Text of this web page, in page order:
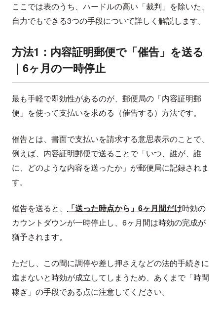
ここでは表のうち、ハードルの高い「裁判」を除いた、
自力でもできる3つの手段について詳しく解説します。
方法1：内容証明郵便で「催告」を送る
｜6ヶ月の一時停止
最も手軽で即効性があるのが、郵便局の「内容証明郵
便」を使って支払いを求める（催告する）方法です。
催告とは、書面で支払いを請求する意思表示のことで、
例えば、内容証明郵便で送ることで「いつ、誰が、誰
に、どのような内容を送ったか」が郵便局に記録されま
す。
催告を送ると、 「送った時点から」6ヶ月間だけ時効の
カウントダウンが一時停止し、6ヶ月間は時効の完成が
猶予されます。
ただし、この間に調停や差し押さえなどの法的手続きに
進まないと時効が成立してしまうため、あくまで「時間
稼ぎ」の手段である点に注意してください。